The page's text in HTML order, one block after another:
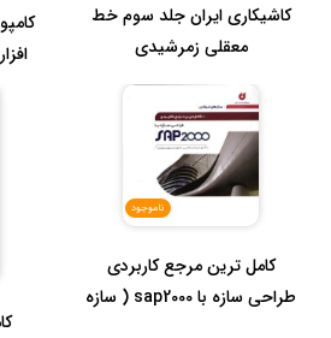
کاشیکاری ایران جلد سوم خط
معقلی زمرشیدی
ناموجود
کامل ترین مرجع کاربردی
طراحی سازه با sap2000 ( سازه